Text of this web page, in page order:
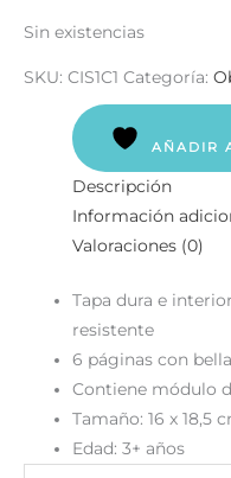
Sin existencias
SKU: CIS1C1 Categoría:
AÑADIR
Descripción
Información
Valoraciones (0)
Tapa dura e
resistente
6 páginas con
Contiene módulo
Tamaño: 16 x 18,5
Edad: 3+ años